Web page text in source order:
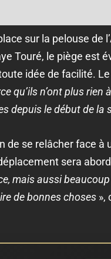
sur la pelouse
Touré, le piège est
idée de facilité.
qu’ils n’ont plus
depuis le début de la
de se relâcher face
sera
mais aussi
de bonnes choses»,